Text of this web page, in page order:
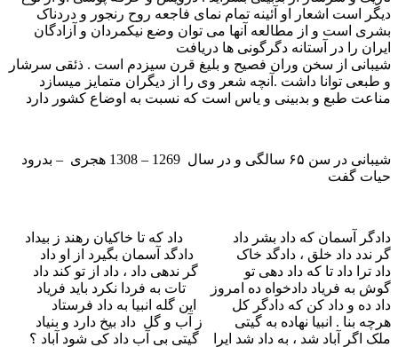
دیگر است اشعار او آئینه تمام نمای فاجعه روح رنجور و دردناک
بشری است و از مطالعه آنها می توان وضع نیکمردان و آزادگان
ایران را در آستانه دگرگونی ها دریافت
شیبانی از سخن وران فصیح و بلیغ قرن سیزدم است . ذئقی سرشار
و طبعی توانا داشت .آنچه شعر وی را از دیگران متمایز میسازد
مناعت طبع و بدبینی و یاس است که نسبت به اوضاع کشور دارد
شیبانی در سن ۶۵ سالگی و در سال 1269 – 1308 هجری – بدرود
حیات گفت
دادگر آسمان که داد بشر داد داد که تا خاکیان رهند ز بیداد
گر ندد داد خلق ، دادگد خاک دادگد آسمان بگیرد از او داد
داد ترا داد تا که داد دهی تو گر ندهی داد ، داد از تو کند داد
گوش به فریاد دادخواه ده امروز تات به فردا نکرد باید فریاد
داد ده و داد کن که دادگر کل این گله انبیا به داد فرستاد
هرچه بنا . انبیا نهاده به گیتی ز آب و گل داد بیخ دارد و بنیاد
ملک اگر آباد شد ، به داد شد ایرا گیتی بی آب داد کی شود آباد ؟